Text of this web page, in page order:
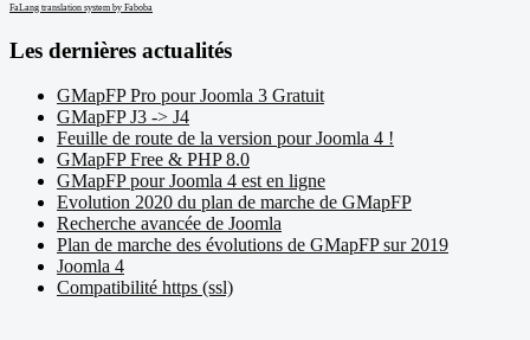
FaLang translation system by Faboba
Les dernières actualités
GMapFP Pro pour Joomla 3 Gratuit
GMapFP J3 -> J4
Feuille de route de la version pour Joomla 4 !
GMapFP Free & PHP 8.0
GMapFP pour Joomla 4 est en ligne
Evolution 2020 du plan de marche de GMapFP
Recherche avancée de Joomla
Plan de marche des évolutions de GMapFP sur 2019
Joomla 4
Compatibilité https (ssl)